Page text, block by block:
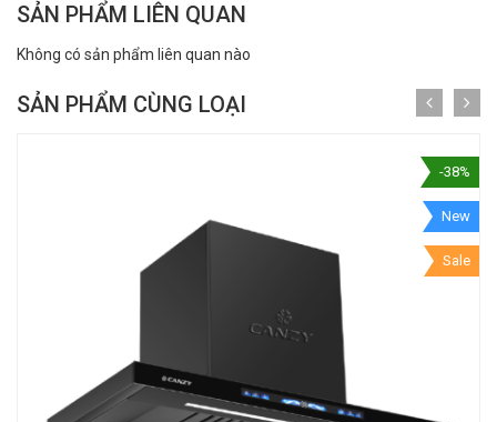
SẢN PHẨM LIÊN QUAN
Không có sản phẩm liên quan nào
SẢN PHẨM CÙNG LOẠI
-38%
New
Sale